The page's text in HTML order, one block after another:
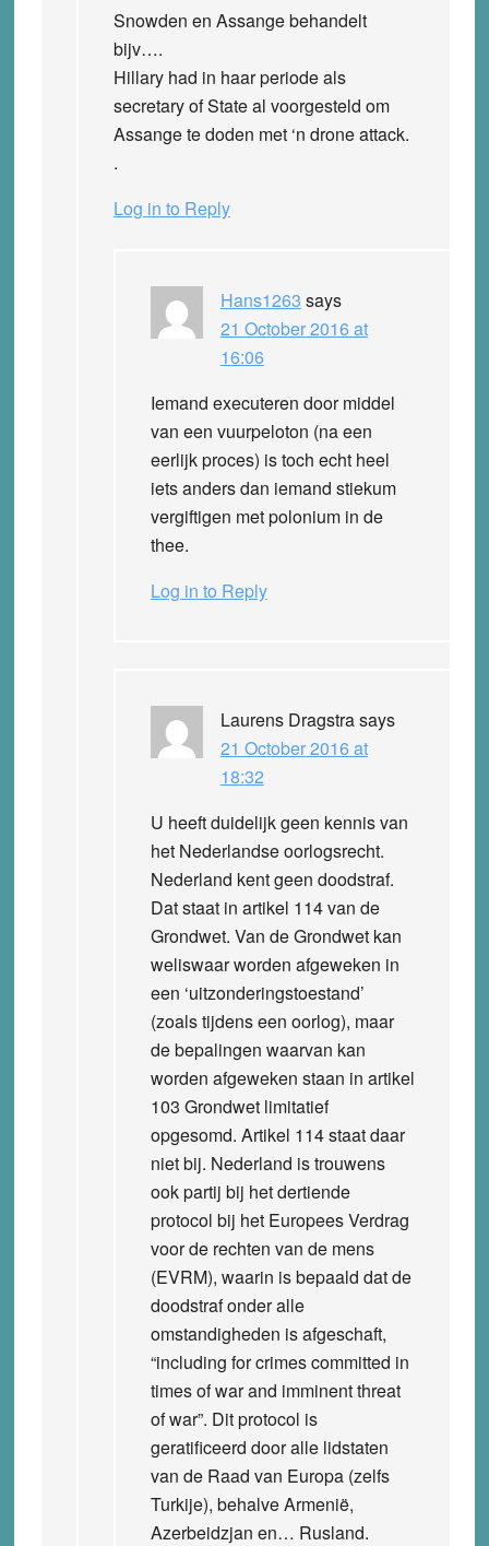
Snowden en Assange behandelt
bijv….
Hillary had in haar periode als
secretary of State al voorgesteld om
Assange te doden met ‘n drone attack.
.
Log in to Reply
Hans1263 says
21 October 2016 at
16:06
Iemand executeren door middel
van een vuurpeloton (na een
eerlijk proces) is toch echt heel
iets anders dan iemand stiekum
vergiftigen met polonium in de
thee.
Log in to Reply
Laurens Dragstrasays
21 October 2016 at
18:32
U heeft duidelijk geen kennis van
het Nederlandse oorlogsrecht.
Nederland kent geen doodstraf.
Dat staat in artikel 114 van de
Grondwet. Van de Grondwet kan
weliswaar worden afgeweken in
een ‘uitzonderingstoestand’
(zoals tijdens een oorlog), maar
de bepalingen waarvan kan
worden afgeweken staan in artikel
103 Grondwet limitatief
opgesomd. Artikel 114 staat daar
niet bij. Nederland is trouwens
ook partij bij het dertiende
protocol bij het Europees Verdrag
voor de rechten van de mens
(EVRM), waarin is bepaald dat de
doodstraf onder alle
omstandigheden is afgeschaft,
“including for crimes committed in
times of war and imminent threat
of war”. Dit protocol is
geratificeerd door alle lidstaten
van de Raad van Europa (zelfs
Turkije), behalve Armenië,
Azerbeidzjan en… Rusland.